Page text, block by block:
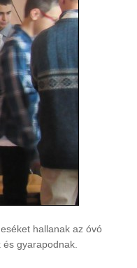
hallanak az óvó
és gyarapodnak.